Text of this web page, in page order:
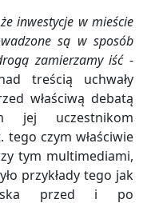
inwestycje w mieście
są w sposób
zamierzamy iść-
treścią uchwały
właściwą debatą
jej uczestnikom
czym właściwie
tym multimediami,
przykłady tego jak
przed i po